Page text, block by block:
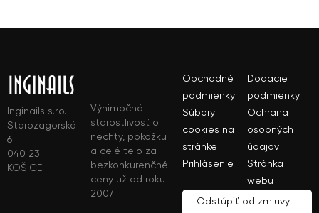
Inginails s.r.o.
Starozagorská
6
040 23
KOŠICE
Výnimočná
starostlivosť o
nechty, pokožku
a celé telo za
bezkonkurenčné
ceny už od roku
2007
Obchodné
podmienky
Dodacie
podmienky
Súbory
cookies na
stránke
Ochrana
osobných
údajov
Prihlásenie
Stránka
webu
Odstúpiť od zmluvy